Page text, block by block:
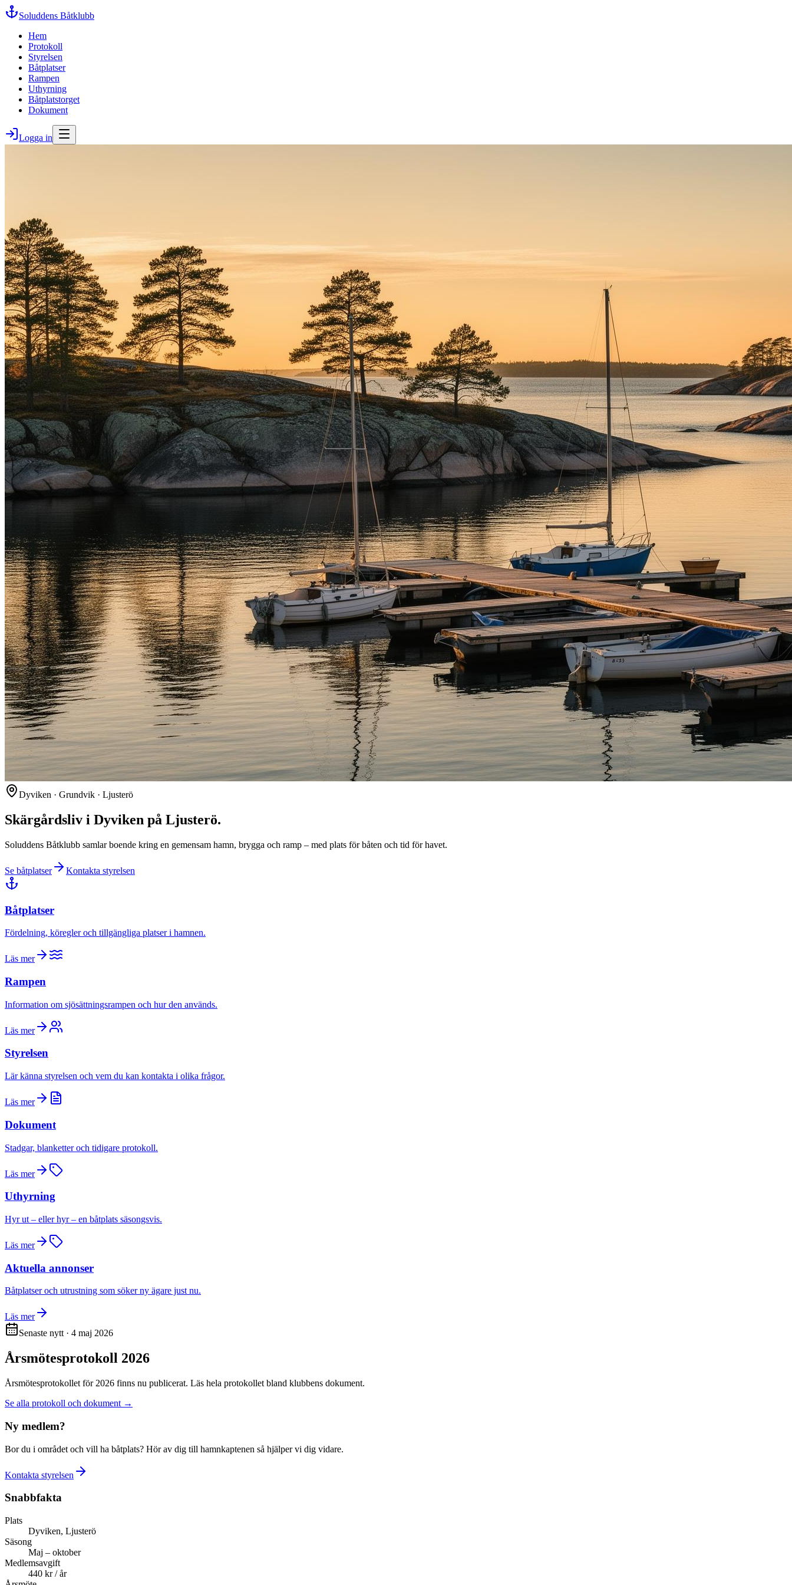
Soluddens Båtklubb
Hem
Protokoll
Styrelsen
Båtplatser
Rampen
Uthyrning
Båtplatstorget
Dokument
Logga in
Dyviken · Grundvik · Ljusterö
Skärgårdsliv i Dyviken på Ljusterö.
Soluddens Båtklubb samlar boende kring en gemensam hamn, brygga och ramp – med plats för båten och tid för havet.
Se båtplatser Kontakta styrelsen
Båtplatser
Fördelning, köregler och tillgängliga platser i hamnen.
Läs mer
Rampen
Information om sjösättningsrampen och hur den används.
Läs mer
Styrelsen
Lär känna styrelsen och vem du kan kontakta i olika frågor.
Läs mer
Dokument
Stadgar, blanketter och tidigare protokoll.
Läs mer
Uthyrning
Hyr ut – eller hyr – en båtplats säsongsvis.
Läs mer
Aktuella annonser
Båtplatser och utrustning som söker ny ägare just nu.
Läs mer
Senaste nytt · 4 maj 2026
Årsmötesprotokoll 2026
Årsmötesprotokollet för 2026 finns nu publicerat. Läs hela protokollet bland klubbens dokument.
Se alla protokoll och dokument →
Ny medlem?
Bor du i området och vill ha båtplats? Hör av dig till hamnkaptenen så hjälper vi dig vidare.
Kontakta styrelsen
Snabbfakta
Plats
Dyviken, Ljusterö
Säsong
Maj – oktober
Medlemsavgift
440 kr / år